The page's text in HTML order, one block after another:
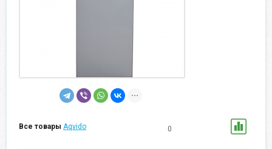
Все товары Aqvido 0